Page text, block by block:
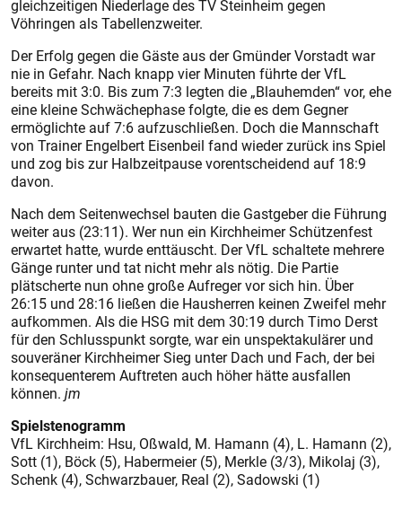
gleichzeitigen Niederlage des TV Steinheim gegen
Vöhringen als Tabellenzweiter.
Der Erfolg gegen die Gäste aus der Gmünder Vorstadt war
nie in Gefahr. Nach knapp vier Minuten führte der VfL
bereits mit 3:0. Bis zum 7:3 legten die „Blauhemden“ vor, ehe
eine kleine Schwächephase folgte, die es dem Gegner
ermöglichte auf 7:6 aufzuschließen. Doch die Mannschaft
von Trainer Engelbert Eisenbeil fand wieder zurück ins Spiel
und zog bis zur Halbzeitpause vorentscheidend auf 18:9
davon.
Nach dem Seitenwechsel bauten die Gastgeber die Führung
weiter aus (23:11). Wer nun ein Kirchheimer Schützenfest
erwartet hatte, wurde enttäuscht. Der VfL schaltete mehrere
Gänge runter und tat nicht mehr als nötig. Die Partie
plätscherte nun ohne große Aufreger vor sich hin. Über
26:15 und 28:16 ließen die Hausherren keinen Zweifel mehr
aufkommen. Als die HSG mit dem 30:19 durch Timo Derst
für den Schlusspunkt sorgte, war ein unspektakulärer und
souveräner Kirchheimer Sieg unter Dach und Fach, der bei
konsequenterem Auftreten auch höher hätte ausfallen
können. jm
Spielstenogramm
VfL Kirchheim: Hsu, Oßwald, M. Hamann (4), L. Hamann (2),
Sott (1), Böck (5), Habermeier (5), Merkle (3/3), Mikolaj (3),
Schenk (4), Schwarzbauer, Real (2), Sadowski (1)